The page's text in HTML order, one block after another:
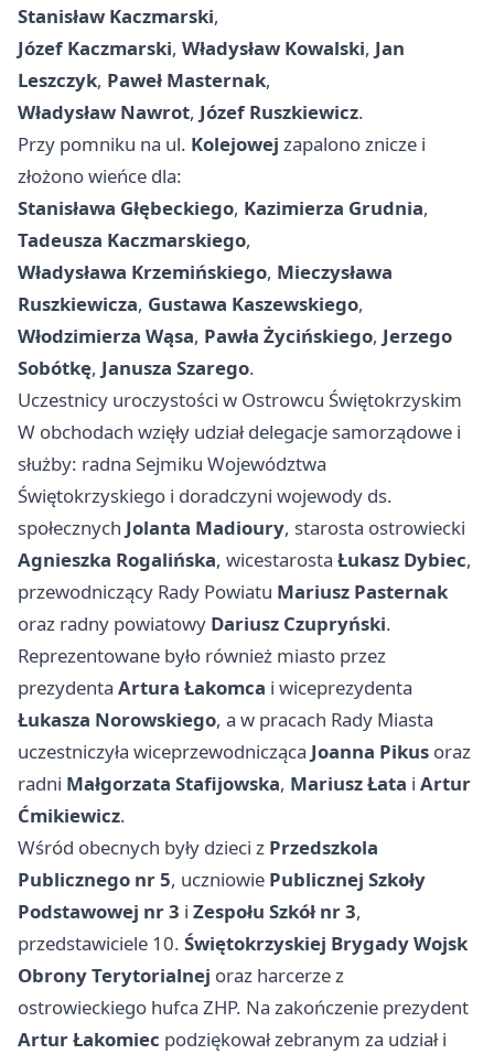
Stanisław Kaczmarski,
Józef Kaczmarski, Władysław Kowalski, Jan
Leszczyk, Paweł Masternak,
Władysław Nawrot, Józef Ruszkiewicz.
Przy pomniku na ul. Kolejowej zapalono znicze i
złożono wieńce dla:
Stanisława Głębeckiego, Kazimierza Grudnia,
Tadeusza Kaczmarskiego,
Władysława Krzemińskiego, Mieczysława
Ruszkiewicza, Gustawa Kaszewskiego,
Włodzimierza Wąsa, Pawła Życińskiego, Jerzego
Sobótkę, Janusza Szarego.
Uczestnicy uroczystości w Ostrowcu Świętokrzyskim
W obchodach wzięły udział delegacje samorządowe i
służby: radna Sejmiku Województwa
Świętokrzyskiego i doradczyni wojewody ds.
społecznych Jolanta Madioury, starosta ostrowiecki
Agnieszka Rogalińska, wicestarosta Łukasz Dybiec,
przewodniczący Rady Powiatu Mariusz Pasternak
oraz radny powiatowy Dariusz Czupryński.
Reprezentowane było również miasto przez
prezydenta Artura Łakomca i wiceprezydenta
Łukasza Norowskiego, a w pracach Rady Miasta
uczestniczyła wiceprzewodnicząca Joanna Pikus oraz
radni Małgorzata Stafijowska, Mariusz Łata i Artur
Ćmikiewicz.
Wśród obecnych były dzieci z Przedszkola
Publicznego nr 5, uczniowie Publicznej Szkoły
Podstawowej nr 3 i Zespołu Szkół nr 3,
przedstawiciele 10. Świętokrzyskiej Brygady Wojsk
Obrony Terytorialnej oraz harcerze z
ostrowieckiego hufca ZHP. Na zakończenie prezydent
Artur Łakomiec podziękował zebranym za udział i